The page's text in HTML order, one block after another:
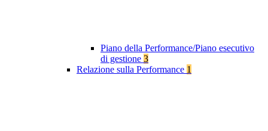
Piano della Performance/Piano esecutivo
di gestione 3
Relazione sulla Performance 1